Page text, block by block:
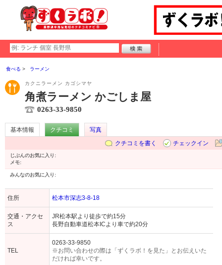
食べる ラーメン
カクニラーメン カゴシマヤ
角煮ラーメン かごしま屋
0263-33-9850
基本情報 クチコミ
写真
クチコミを書く
チェックイン
じぶんのお気に入り:
メモ:
みんなのお気に入り:
住所 松本市深志3-8-18
交通・アクセ
ス
JR松本駅より徒歩で約15分
長野自動車道松本ICより車で約20分
TEL
0263-33-9850
※お問い合わせの際は「ずくラボ！を見た」とお伝えいた
だければ幸いです。